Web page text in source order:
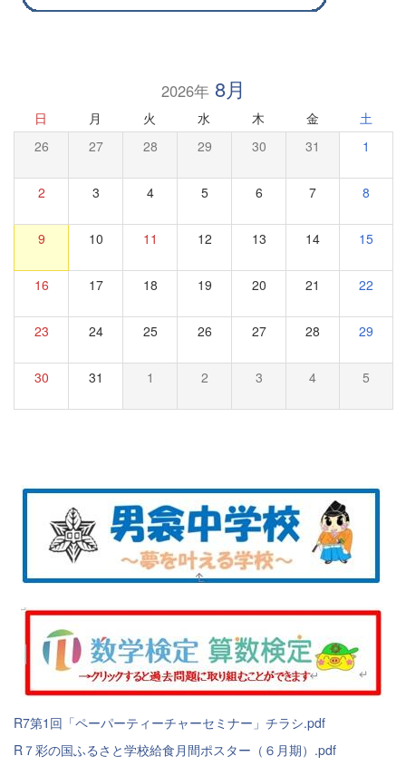
2026年8月
日 月 火 水 木 金 土
26 27 28 29 30 31 1
2 3 4 5 6 7 8
9 10 11 12 13 14 15
16 17 18 19 20 21 22
23 24 25 26 27 28 29
30 31 1 2 3 4 5
R7第1回「ペーパーティーチャーセミナー」チラシ.pdf
R７彩の国ふるさと学校給食月間ポスター（６月期）.pdf